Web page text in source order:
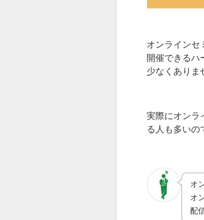
オンラインセ
開催できるハ
少なくありま
実際にオンラ
る人も多いの
オ
オ
配